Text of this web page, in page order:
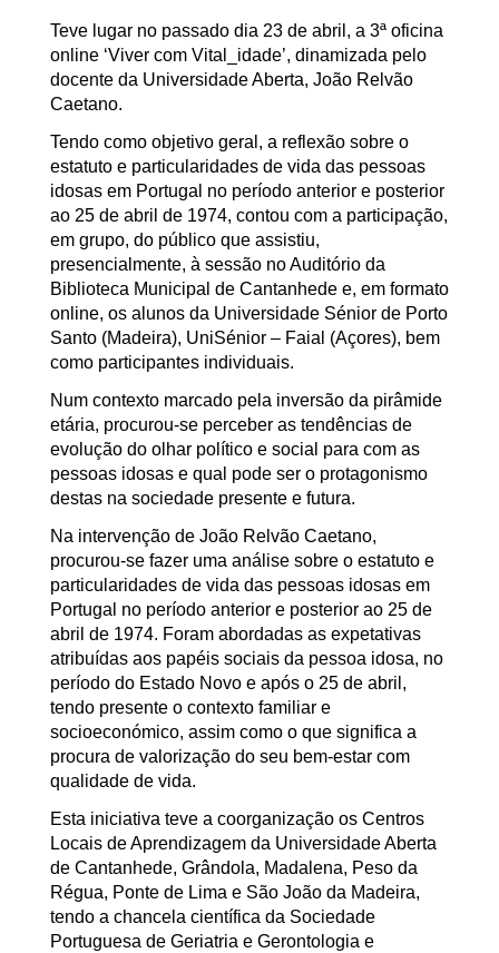
Teve lugar no passado dia 23 de abril, a 3ª oficina
online ‘Viver com Vital_idade’, dinamizada pelo
docente da Universidade Aberta, João Relvão
Caetano.
Tendo como objetivo geral, a reflexão sobre o
estatuto e particularidades de vida das pessoas
idosas em Portugal no período anterior e posterior
ao 25 de abril de 1974, contou com a participação,
em grupo, do público que assistiu,
presencialmente, à sessão no Auditório da
Biblioteca Municipal de Cantanhede e, em formato
online, os alunos da Universidade Sénior de Porto
Santo (Madeira), UniSénior – Faial (Açores), bem
como participantes individuais.
Num contexto marcado pela inversão da pirâmide
etária, procurou-se perceber as tendências de
evolução do olhar político e social para com as
pessoas idosas e qual pode ser o protagonismo
destas na sociedade presente e futura.
Na intervenção de João Relvão Caetano,
procurou-se fazer uma análise sobre o estatuto e
particularidades de vida das pessoas idosas em
Portugal no período anterior e posterior ao 25 de
abril de 1974. Foram abordadas as expetativas
atribuídas aos papéis sociais da pessoa idosa, no
período do Estado Novo e após o 25 de abril,
tendo presente o contexto familiar e
socioeconómico, assim como o que significa a
procura de valorização do seu bem-estar com
qualidade de vida.
Esta iniciativa teve a coorganização os Centros
Locais de Aprendizagem da Universidade Aberta
de Cantanhede, Grândola, Madalena, Peso da
Régua, Ponte de Lima e São João da Madeira,
tendo a chancela científica da Sociedade
Portuguesa de Geriatria e Gerontologia e